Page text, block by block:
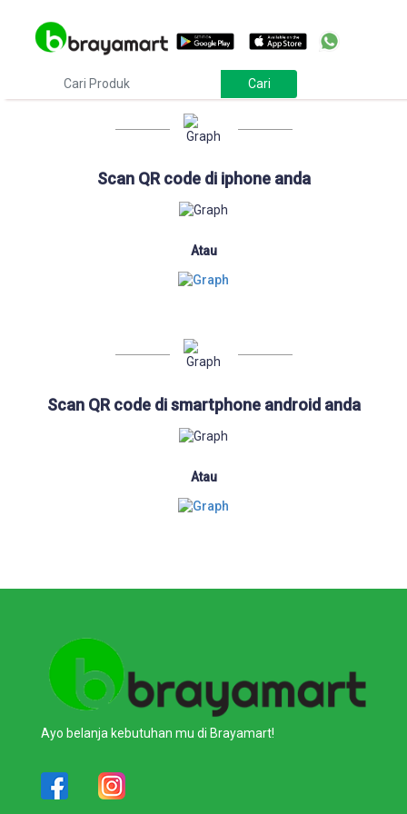
Download
Scan QR code di iphone anda
Atau
Scan QR code di smartphone android anda
Atau
Ayo belanja kebutuhan mu di Brayamart!